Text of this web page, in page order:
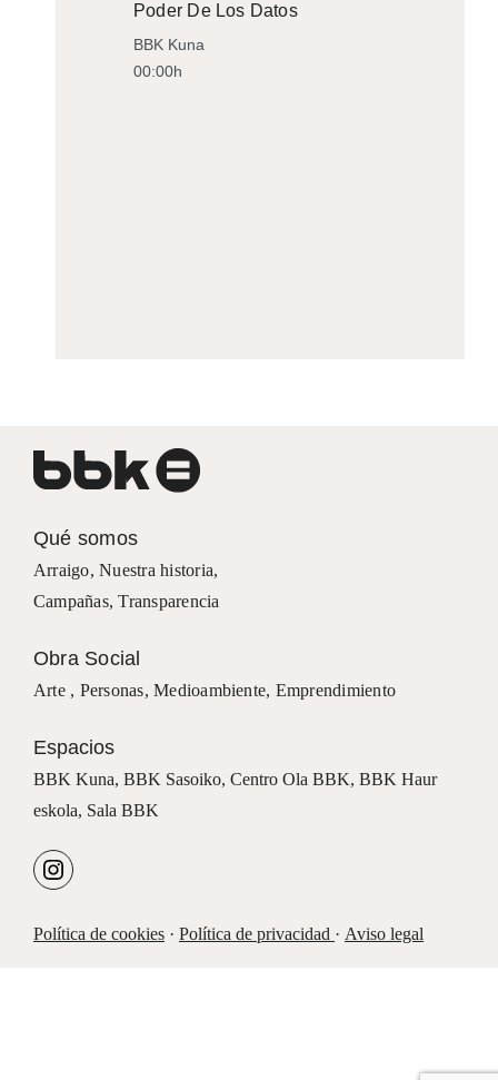
Poder De Los Datos
BBK Kuna
00:00h
Qué somos
Arraigo,Nuestra historia,
Campañas, Transparencia
Obra Social
Arte , Personas,Medioambiente, Emprendimiento
Espacios
BBK Kuna, BBK Sasoiko, Centro Ola BBK, BBK Haur
eskola, Sala BBK
Política de cookies· Política de privacidad · Aviso legal